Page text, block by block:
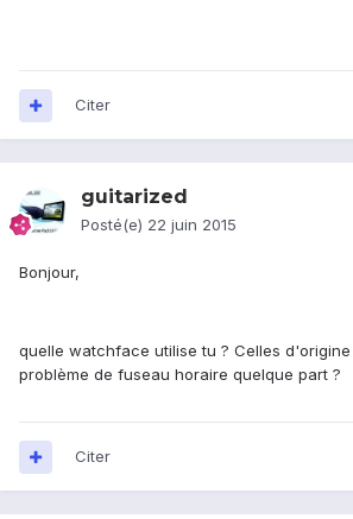
Citer
guitarized
Posté(e) 22 juin 2015
Bonjour,
quelle watchface utilise tu ? Celles
problème de fuseau horaire quelque part ?
Citer